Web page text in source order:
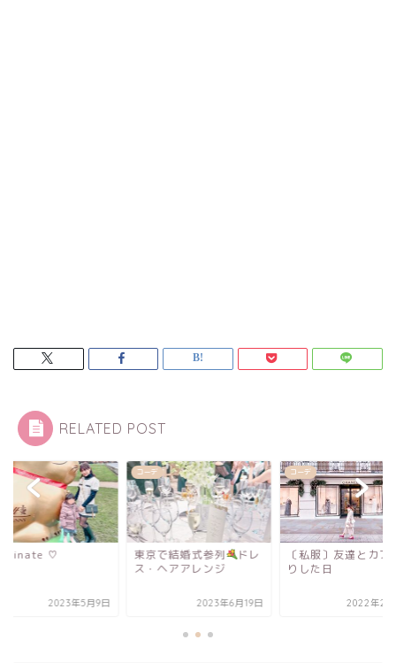
RELATED POST
♡
2023年5月9日
コーデ
東京で結婚式参列
ドレ
ス・ヘアアレンジ
2023年6月19日
コーデ
〔私服〕友達とカフ
りした日
2022年2